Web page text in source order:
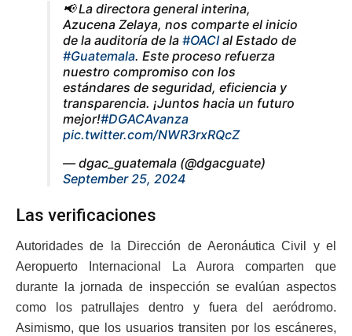
📢 La directora general interina,
Azucena Zelaya, nos comparte el inicio
de la auditoría de la #OACIal Estado de
#Guatemala. Este proceso refuerza
nuestro compromiso con los
estándares de seguridad, eficiencia y
transparencia. ¡Juntos hacia un futuro
mejor!#DGACAvanza
pic.twitter.com/NWR3rxRQcZ
— dgac_guatemala (@dgacguate)
September 25, 2024
Las verificaciones
Autoridades de la Dirección de Aeronáutica Civil y el
Aeropuerto Internacional La Aurora comparten que
durante la jornada de inspección se evalúan aspectos
como los patrullajes dentro y fuera del aeródromo.
Asimismo, que los usuarios transiten por los escáneres,